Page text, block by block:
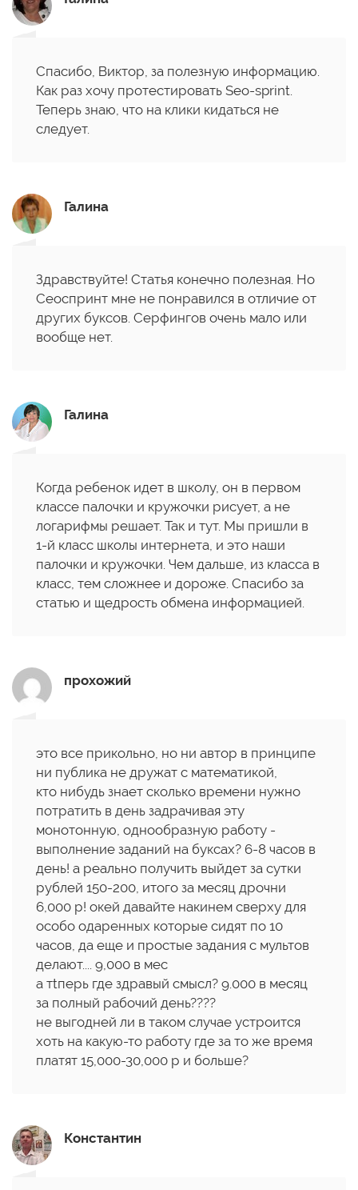
Спасибо, Виктор, за полезную информацию.
Как раз хочу протестировать Seo-sprint.
Теперь знаю, что на клики кидаться не
следует.
Галина
Здравствуйте! Статья конечно полезная. Но
Сеоспринт мне не понравился в отличие от
других буксов. Серфингов очень мало или
вообще нет.
Галина
Когда ребенок идет в школу, он в первом
классе палочки и кружочки рисует, а не
логарифмы решает. Так и тут. Мы пришли в
1-й класс школы интернета, и это наши
палочки и кружочки. Чем дальше, из класса в
класс, тем сложнее и дороже. Спасибо за
статью и щедрость обмена информацией.
прохожий
это все прикольно, но ни автор в принципе
ни публика не дружат с математикой,
кто нибудь знает сколько времени нужно
потратить в день задрачивая эту
монотонную, однообразную работу -
выполнение заданий на буксах? 6-8 часов в
день! а реально получить выйдет за сутки
рублей 150-200, итого за месяц дрочни
6,000 р! окей давайте накинем сверху для
особо одаренных которые сидят по 10
часов, да еще и простые задания с мультов
делают.... 9,000 в мес
а тtперь где здравый смысл? 9.000 в месяц
за полный рабочий день????
не выгодней ли в таком случае устроится
хоть на какую-то работу где за то же время
платят 15,000-30,000 р и больше?
Константин